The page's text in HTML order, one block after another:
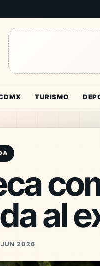
TURISMO
al
JUN 2026